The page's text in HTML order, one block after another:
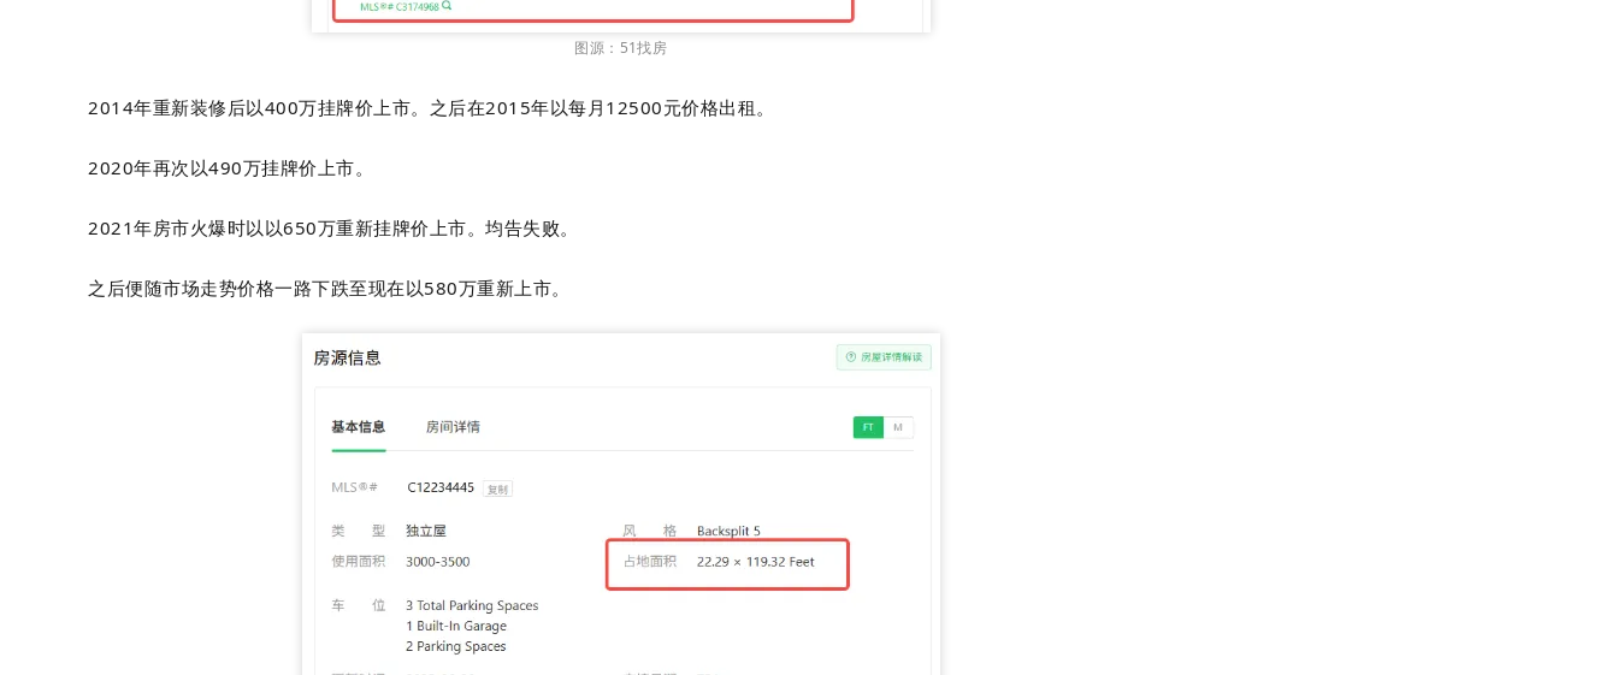
图源：51找房
2014年重新装修后以400万挂牌价上市。之后在2015年以每月12500元价格出租。
2020年再次以490万挂牌价上市。
2021年房市火爆时以以650万重新挂牌价上市。均告失败。
之后便随市场走势价格一路下跌至现在以580万重新上市。